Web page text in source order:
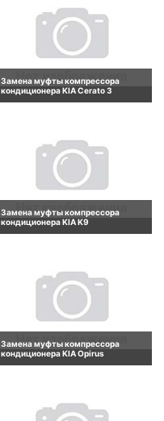
Замена муфты компрессора
кондиционера KIA Cerato 3
Замена муфты компрессора
кондиционера KIA K9
Замена муфты компрессора
кондиционера KIA Opirus